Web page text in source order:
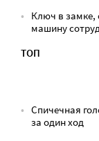
Ключ в замке,
машину
ТОП
Спичечная
за один ход